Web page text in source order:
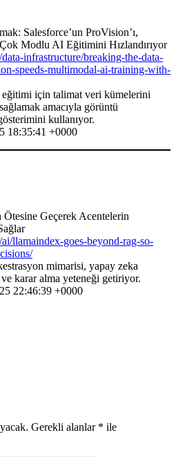
Salesforce’un ProVision’ı,
Modlu AI Eğitimini Hızlandırıyor
infrastructure/breaking-the-data-
speeds-multimodal-ai-training-with-
eğitimi için talimat veri kümelerini
amacıyla görüntü
kullanıyor.
18:35:41 +0000
Geçerek Acentelerin
llamaindex-goes-beyond-rag-so-
mimarisi, yapay zeka
ve karar alma yeteneği getiriyor.
22:46:39 +0000
Gerekli alanlar * ile